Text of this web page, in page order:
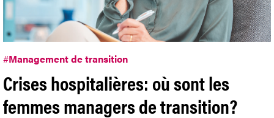
#Management de transition
Crises hospitalières: où sont les
femmes managers de transition?